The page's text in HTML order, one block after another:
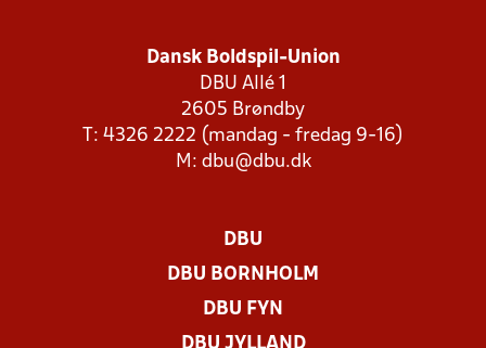
Dansk Boldspil-Union
DBU Allé 1
2605 Brøndby
T: 4326 2222 (mandag - fredag 9-16)
M: dbu@dbu.dk
DBU
DBU BORNHOLM
DBU FYN